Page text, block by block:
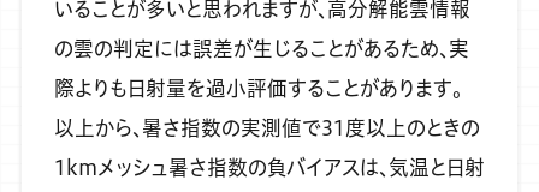
いることが多いと思われますが、高分解能雲情報
の雲の判定には誤差が生じることがあるため、実
際よりも日射量を過小評価することがあります。
以上から、暑さ指数の実測値で31度以上のときの
1kmメッシュ暑さ指数の負バイアスは、気温と日射